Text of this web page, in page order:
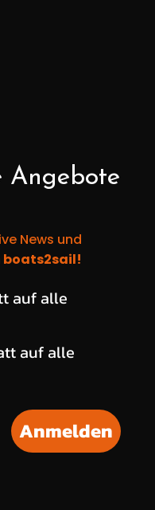
Angebote
News und
boats2sail!
Rabatt
auf alle
auf alle
Anmelden